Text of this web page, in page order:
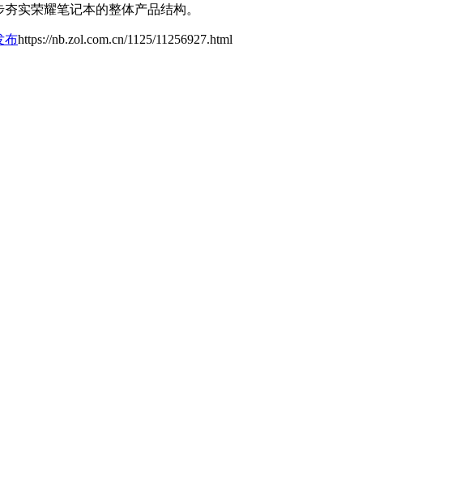
实荣耀笔记本的整体产品结构。
布https://nb.zol.com.cn/1125/11256927.html